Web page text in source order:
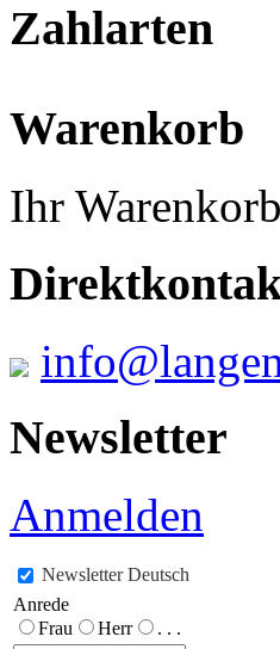
Zahlarten
Warenkorb
Ihr
Newsletter
Anmelden
Newsletter Deutsch
Anrede
Frau
Herr . . .